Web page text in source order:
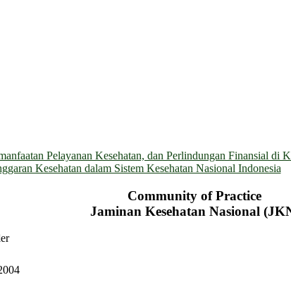
Pelayanan Kesehatan, dan Perlindungan Finansial di
Kesehatan dalam Sistem Kesehatan Nasional Indonesia
Community of Practice
Jaminan Kesehatan Nasional